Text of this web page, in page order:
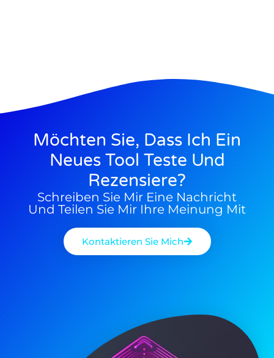
Möchten Sie, Dass Ich Ein
Neues Tool Teste Und
Rezensiere?
Schreiben Sie Mir Eine Nachricht
Und Teilen Sie Mir Ihre Meinung Mit
Kontaktieren Sie Mich